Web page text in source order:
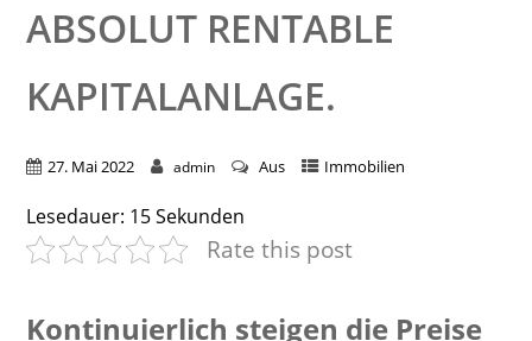
ABSOLUT RENTABLE
KAPITALANLAGE.
27. Mai 2022 admin Aus Immobilien
Lesedauer: 15Sekunden
Rate this post
Kontinuierlich steigen die Preise